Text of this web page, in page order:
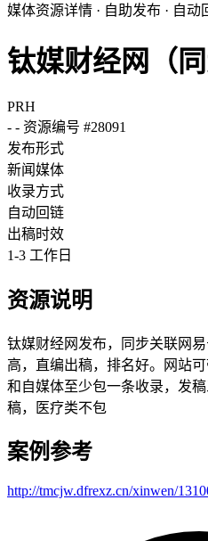
媒体资源详情 · 自助发布 · 自动
钛媒财经网（同
PRH
- - 资源编号 #28091
发布形式
新闻媒体
收录方式
自动回链
出稿时效
1-3 工作日
资源说明
钛媒财经网发布，同步关联网
高，直编出稿，排名好。网站
和自媒体至少包一条收录，发
稿，医疗类不包
案例参考
http://tmcjw.dfrexz.cn/xinwen/